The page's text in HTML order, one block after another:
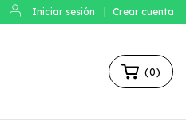
Iniciar sesión Crear cuenta
(0)